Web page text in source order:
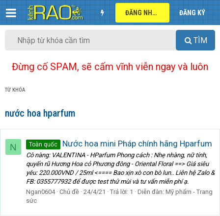
ĐĂNG NHẬP ĐĂNG KÝ
TÌM
Đừng cố SPAM, sẽ cấm vĩnh viễn ngay và luôn
TỪ KHÓA
nước hoa hparfum
N Toàn quốc Nước hoa mini Pháp chính hãng Hparfum
Cô nàng: VALENTINA - HParfum Phong cách : Nhẹ nhàng, nữ tính,
quyến rũ Hương Hoa cỏ Phương đông - Oriental Floral ==> Giá siêu
yêu: 220.000VND / 25ml <==== Bao xịn xò con bò lun.. Liên hệ Zalo &
FB: 0355777932 để được test thử mùi và tư vấn miễn phí ạ.
Ngan0604 Chủ đề 24/4/21 Trả lời: 1 Diễn đàn: Mỹ phẩm - Trang
sức